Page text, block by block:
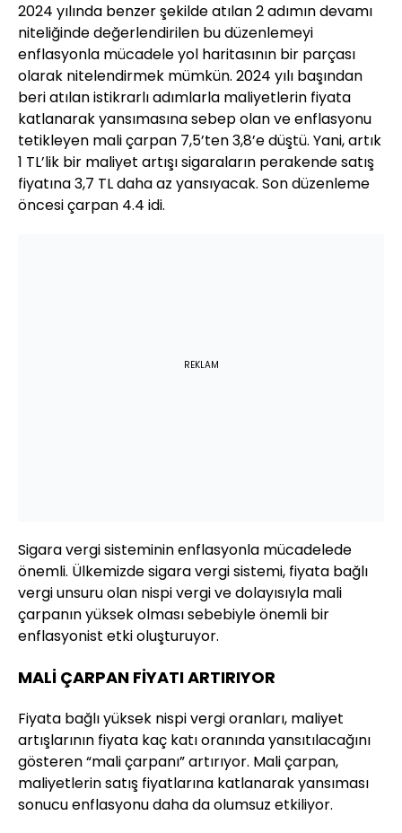
2024 yılında benzer şekilde atılan 2 adımın devamı
niteliğinde değerlendirilen bu düzenlemeyi
enflasyonla mücadele yol haritasının bir parçası
olarak nitelendirmek mümkün. 2024 yılı başından
beri atılan istikrarlı adımlarla maliyetlerin fiyata
katlanarak yansımasına sebep olan ve enflasyonu
tetikleyen mali çarpan 7,5’ten 3,8’e düştü. Yani, artık
1 TL’lik bir maliyet artışı sigaraların perakende satış
fiyatına 3,7 TL daha az yansıyacak. Son düzenleme
öncesi çarpan 4.4 idi.
REKLAM
Sigara vergi sisteminin enflasyonla mücadelede
önemli. Ülkemizde sigara vergi sistemi, fiyata bağlı
vergi unsuru olan nispi vergi ve dolayısıyla mali
çarpanın yüksek olması sebebiyle önemli bir
enflasyonist etki oluşturuyor.
MALİ ÇARPAN FİYATI ARTIRIYOR
Fiyata bağlı yüksek nispi vergi oranları, maliyet
artışlarının fiyata kaç katı oranında yansıtılacağını
gösteren “mali çarpanı” artırıyor. Mali çarpan,
maliyetlerin satış fiyatlarına katlanarak yansıması
sonucu enflasyonu daha da olumsuz etkiliyor.